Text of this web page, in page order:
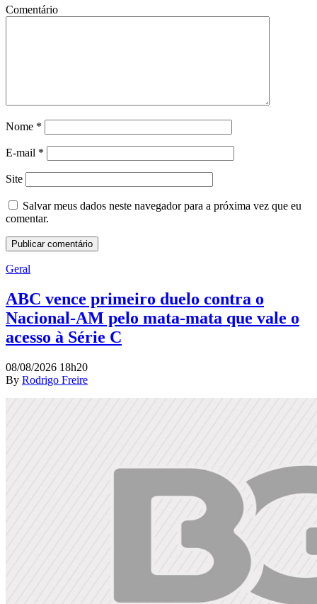
Comentário
Nome *
E-mail *
Site
Salvar meus dados neste navegador para a próxima vez que eu
comentar.
Geral
ABC vence primeiro duelo contra o
Nacional-AM pelo mata-mata que vale o
acesso à Série C
08/08/2026 18h20
By Rodrigo Freire